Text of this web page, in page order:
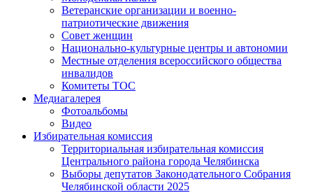
Ветеранские организации и военно-
патриотические движения
Совет женщин
Национально-культурные центры и автономии
Местные отделения всероссийского общества
инвалидов
Комитеты ТОС
Медиагалерея
Фотоальбомы
Видео
Избирательная комиссия
Территориальная избирательная комиссия
Центрального района города Челябинска
Выборы депутатов Законодательного Собрания
Челябинской области 2025